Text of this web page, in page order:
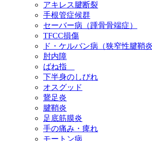
アキレス腱断裂
手根管症候群
セーバー病（踵骨骨端症）
TFCC損傷
ド・ケルバン病（狭窄性腱鞘炎
肘内障
ばね指
下半身のしびれ
オスグッド
鵞足炎
腱鞘炎
足底筋膜炎
手の痛み・痺れ
モートン病